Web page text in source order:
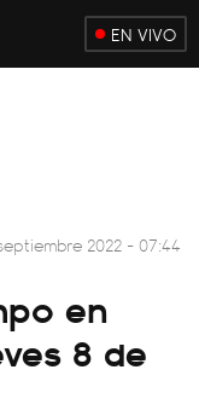
EN VIVO
2022 - 07:44
en
8 de